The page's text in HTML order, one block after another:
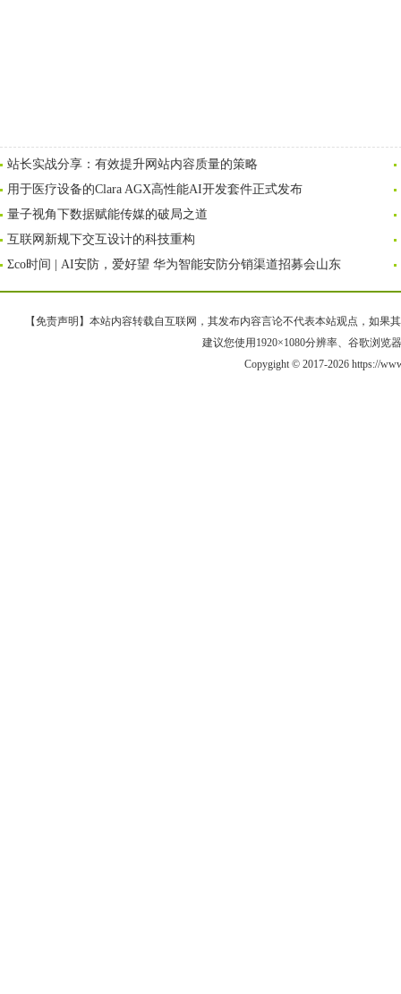
站长实战分享：有效提升网站内容质量的策略
用于医疗设备的Clara AGX高性能AI开发套件正式发布
量子视角下数据赋能传媒的破局之道
互联网新规下交互设计的科技重构
Σco时间 | AI安防，爱好望 华为智能安防分销渠道招募会山东
【免责声明】本站内容转载自互联网，其发布内容言论不代表本站观点，如果
建议您使用1920×1080分辨率、谷歌浏览
Copygight © 2017-2026 https://